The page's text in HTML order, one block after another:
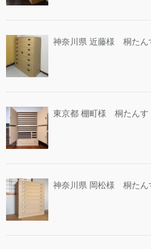
神奈川県 近藤様 桐たん
東京都 棚町様 桐たんす
神奈川県 岡松様 桐たん